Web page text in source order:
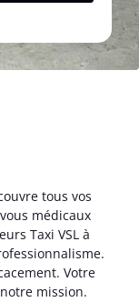
tous vos
médicaux
Taxi VSL à
Votre
mission.